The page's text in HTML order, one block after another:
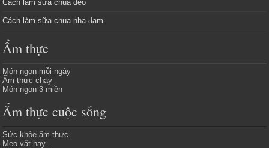
Cách làm sữa chua dẻo
Cách làm sữa chua nha đam
Ẩm thực
Món ngon mỗi ngày
Ẩm thực chay
Món ngon 3 miền
Ẩm thực cuộc sống
Sức khỏe ẩm thực
Mẹo vặt hay